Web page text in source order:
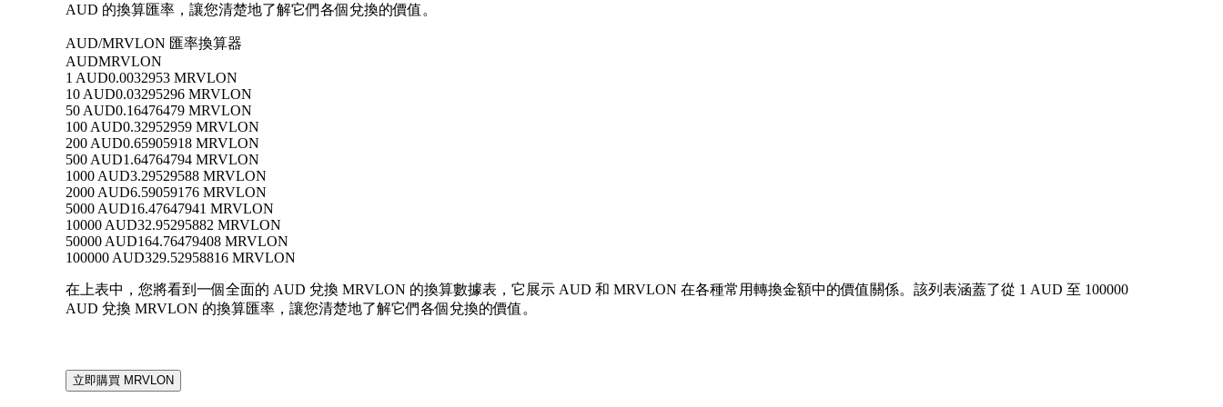
AUD 的換算匯率，讓您清楚地了解它們各個兌換的價值。
AUD/MRVLON 匯率換算器
AUDMRVLON
1 AUD0.0032953 MRVLON
10 AUD0.03295296 MRVLON
50 AUD0.16476479 MRVLON
100 AUD0.32952959 MRVLON
200 AUD0.65905918 MRVLON
500 AUD1.64764794 MRVLON
1000 AUD3.29529588 MRVLON
2000 AUD6.59059176 MRVLON
5000 AUD16.47647941 MRVLON
10000 AUD32.95295882 MRVLON
50000 AUD164.76479408 MRVLON
100000 AUD329.52958816 MRVLON
在上表中，您將看到一個全面的 AUD 兌換 MRVLON 的換算數據表，它展示 AUD 和 MRVLON 在各種常用轉換金額中的價值關係。該列表涵蓋了從 1 AUD 至 100000
AUD 兌換 MRVLON 的換算匯率，讓您清楚地了解它們各個兌換的價值。
立即購買 MRVLON